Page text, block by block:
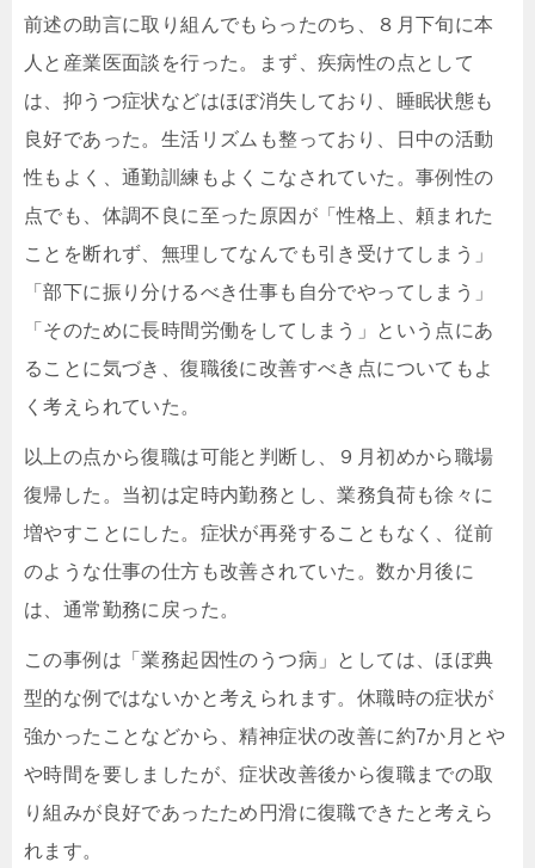
前述の助言に取り組んでもらったのち、８月下旬に本
人と産業医面談を行った。まず、疾病性の点として
は、抑うつ症状などはほぼ消失しており、睡眠状態も
良好であった。生活リズムも整っており、日中の活動
性もよく、通勤訓練もよくこなされていた。事例性の
点でも、体調不良に至った原因が「性格上、頼まれた
ことを断れず、無理してなんでも引き受けてしまう」
「部下に振り分けるべき仕事も自分でやってしまう」
「そのために長時間労働をしてしまう」という点にあ
ることに気づき、復職後に改善すべき点についてもよ
く考えられていた。
以上の点から復職は可能と判断し、９月初めから職場
復帰した。当初は定時内勤務とし、業務負荷も徐々に
増やすことにした。症状が再発することもなく、従前
のような仕事の仕方も改善されていた。数か月後に
は、通常勤務に戻った。
この事例は「業務起因性のうつ病」としては、ほぼ典
型的な例ではないかと考えられます。休職時の症状が
強かったことなどから、精神症状の改善に約7か月とや
や時間を要しましたが、症状改善後から復職までの取
り組みが良好であったため円滑に復職できたと考えら
れます。